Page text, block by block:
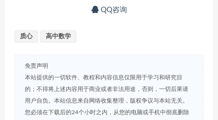
QQ咨询
质心 高中数学
免责声明
本站提供的一切软件、教程和内容信息仅限用于学习和研究目
的；不得将上述内容用于商业或者非法用途，否则，一切后果请
用户自负。本站信息来自网络收集整理，版权争议与本站无关。
您必须在下载后的24个小时之内，从您的电脑或手机中彻底删除